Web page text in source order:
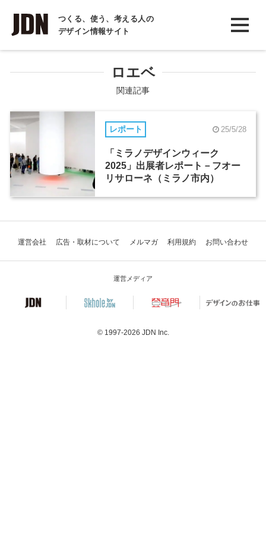
つくる、使う、考える人の
デザイン情報サイト
INTERVIEW
インタビュー
COLUMN
ロエベ
関連記事
レポート 25/5/28
「ミラノデザインウィーク
2025」出展者レポート－フオー
リサローネ（ミラノ市内）
運営会社 広告・取材について メルマガ 利用規約 お問い合わせ
運営メディア
© 1997-2026 JDN Inc.